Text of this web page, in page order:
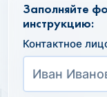
Заполняйте
инструкцию:
Контактное